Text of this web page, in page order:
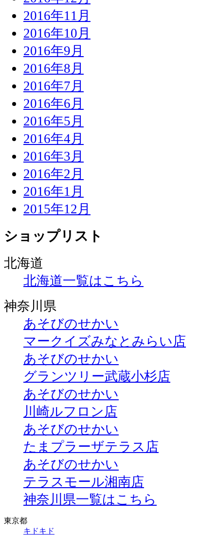
2016年11月
2016年10月
2016年9月
2016年8月
2016年7月
2016年6月
2016年5月
2016年4月
2016年3月
2016年2月
2016年1月
2015年12月
ショップリスト
北海道
北海道一覧はこちら
神奈川県
あそびのせかい
マークイズみなとみらい店
あそびのせかい
グランツリー武蔵小杉店
あそびのせかい
川崎ルフロン店
あそびのせかい
たまプラーザテラス店
あそびのせかい
テラスモール湘南店
神奈川県一覧はこちら
東京都
キドキド